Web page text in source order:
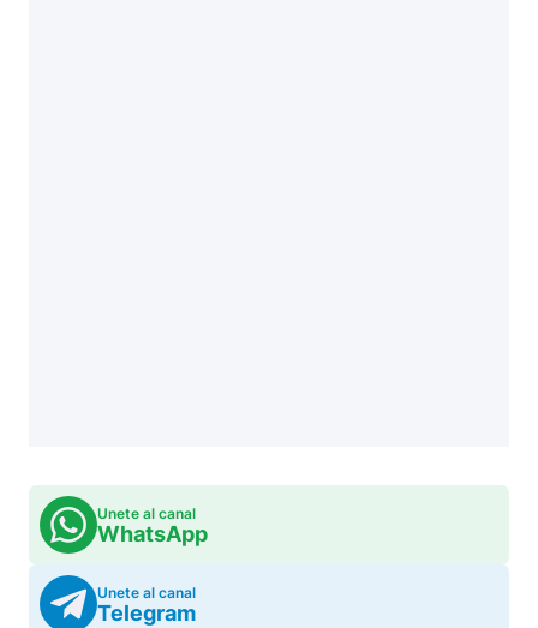
Unete al canal
WhatsApp
Unete al canal
Telegram